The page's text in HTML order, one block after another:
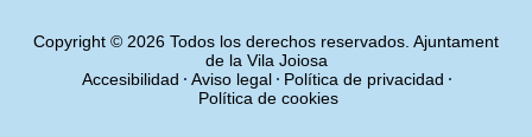
Copyright © 2026 Todos los derechos reservados. Ajuntament
de la Vila Joiosa
Accesibilidad
Aviso legal
Política de privacidad
Política de cookies